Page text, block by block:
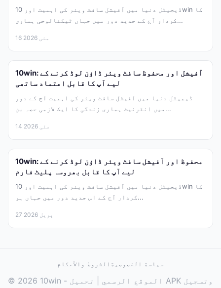
ڈیجیٹل دنیا میں آفیشل سافٹ ویئر کی اہمیت اور 10win کا
کردار آج کے جدید دور میں جہاں ٹیکنالوجی ہماری...
16 مئی 2026
10win: آفیشل اور محفوظ سافٹ ویئر ڈاؤن لوڈ کرنے کے
لیے آپ کا قابل اعتماد ساتھی
ڈیجیٹل دنیا میں آفیشل سافٹ ویئر کی اہمیت آج کے دور
میں انٹرنیٹ ہماری زندگی کا ایک لازمی حصہ بن...
14 مئی 2026
10win: محفوظ اور آفیشل سافٹ ویئر ڈاؤن لوڈ کرنے کے
لیے آپ کا قابل بھروسہ پلیٹ فارم
ڈیجیٹل دنیا میں آفیشل سافٹ ویئر کی اہمیت اور 10win کا
کردار آج کے اس جدید دور میں جہاں ہر...
27 اپریل 2026
الشروط والأحكام سياسة الخصوصية
© 2026 10win - الموقع الرسمي | تحميل APK وتسجيل